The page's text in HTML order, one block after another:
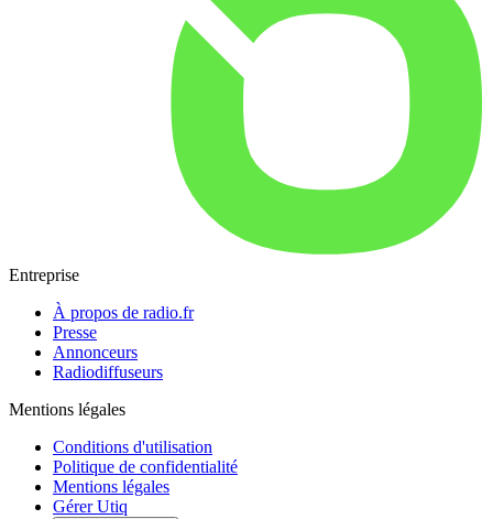
Entreprise
À propos de radio.fr
Presse
Annonceurs
Radiodiffuseurs
Mentions légales
Conditions d'utilisation
Politique de confidentialité
Mentions légales
Gérer Utiq